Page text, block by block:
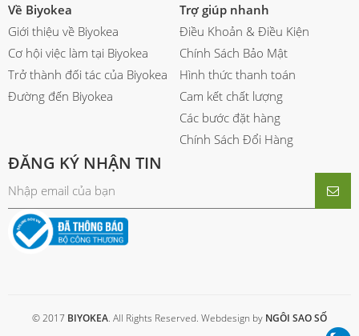
Về Biyokea
Giới thiệu về Biyokea
Cơ hội việc làm tại Biyokea
Trở thành đối tác của Biyokea
Đường đến Biyokea
Trợ giúp nhanh
Điều Khoản & Điều Kiện
Chính Sách Bảo Mật
Hình thức thanh toán
Cam kết chất lượng
Các bước đặt hàng
Chính Sách Đổi Hàng
ĐĂNG KÝ NHẬN TIN
© 2017 BIYOKEA. All Rights Reserved. Webdesign by NGÔI SAO SỐ